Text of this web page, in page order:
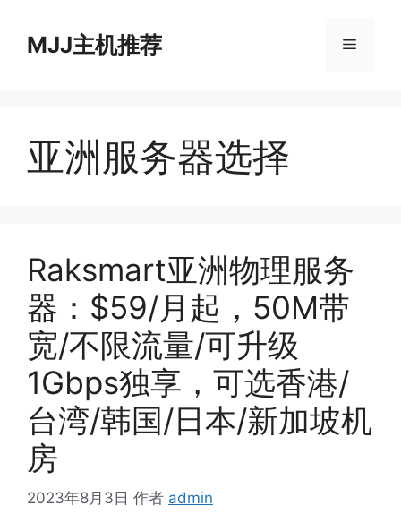
MJJ主机推荐 菜
亚洲服务器选择
Raksmart亚洲物理服务
器：$59/月起，50M带
宽/不限流量/可升级
1Gbps独享，可选香港/
台湾/韩国/日本/新加坡机
房
2023年8月3日 作者 admin